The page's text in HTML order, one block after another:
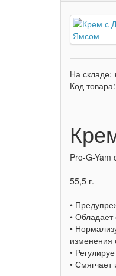
На складе:
Код товара:
Pro-G-Yam
55,5 г.
•
• Обладает
•
изменения
•
•